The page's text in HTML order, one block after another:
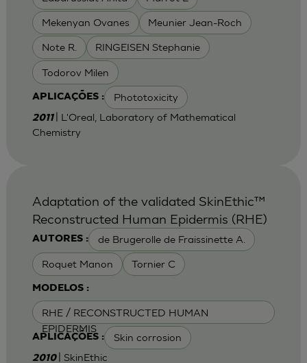
Mekenyan Ovanes Meunier Jean-Roch
Note R. RINGEISEN Stephanie
Todorov Milen
APLICAÇÕES : Phototoxicity
2011
| L'Oreal, Laboratory of Mathematical
Chemistry
AUTORES : de Brugerolle de Fraissinette A.
Roquet Manon Tornier C
MODELOS :
RHE / RECONSTRUCTED HUMAN
EPIDERMIS
APLICAÇÕES : Skin corrosion
Adaptation of the validated SkinEthic™
Reconstructed Human Epidermis (RHE)
2010 | SkinEthic